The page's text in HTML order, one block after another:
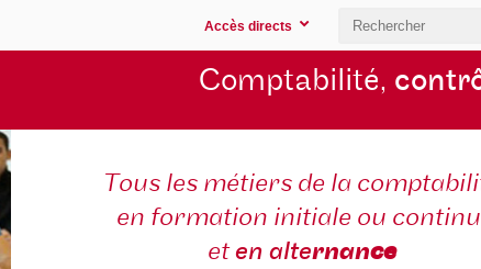
Accès directs
Comptabilité,
Tous les métiers de la
en formation initiale ou
eten alternance